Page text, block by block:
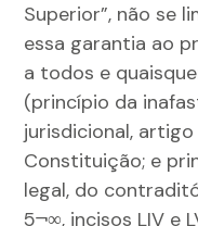
Superior”, não se
essa garantia ao
a todos e
(princípio da
jurisdicional,
Constituição; e
legal, do
5¬∞, incisos LIV e